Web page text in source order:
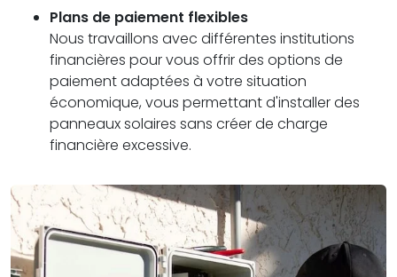
Plans de paiement flexibles
Nous travaillons avec différentes institutions
financières pour vous offrir des options de
paiement adaptées à votre situation
économique, vous permettant d'installer des
panneaux solaires sans créer de charge
financière excessive.